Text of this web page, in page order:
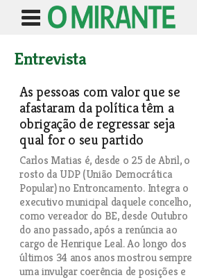
Entrevista
As pessoas com valor que se
afastaram da política têm a
obrigação de regressar seja
qual for o seu partido
Carlos Matias é, desde o 25 de Abril, o
rosto da UDP (União Democrática
Popular) no Entroncamento. Integra o
executivo municipal daquele concelho,
como vereador do BE, desde Outubro
do ano passado, após a renúncia ao
cargo de Henrique Leal. Ao longo dos
últimos 34 anos anos mostrou sempre
uma invulgar coerência de posições e